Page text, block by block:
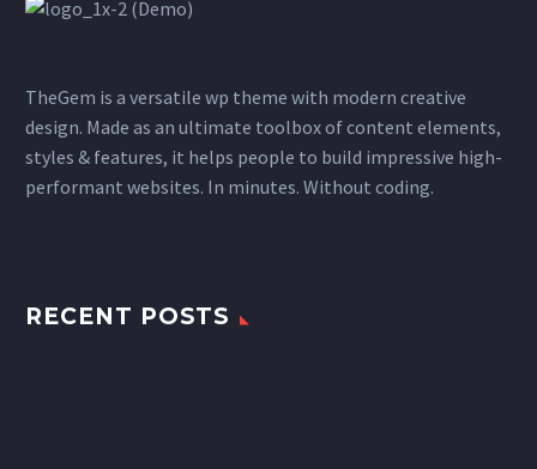
TheGem is a versatile wp theme with modern creative
design. Made as an ultimate toolbox of content elements,
styles & features, it helps people to build impressive high-
performant websites. In minutes. Without coding.
RECENT POSTS